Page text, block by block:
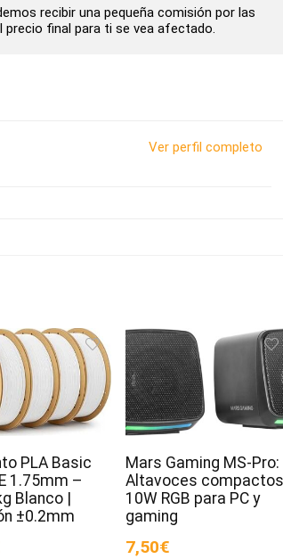
recibir una pequeña comisión por las
precio final para ti se vea afectado.
Ver perfil completo
PLA Basic
1.75mm –
Blanco |
±0.2mm
Mars Gaming MS-Pro:
Altavoces compactos
10W RGB para PC y
gaming
7,50€